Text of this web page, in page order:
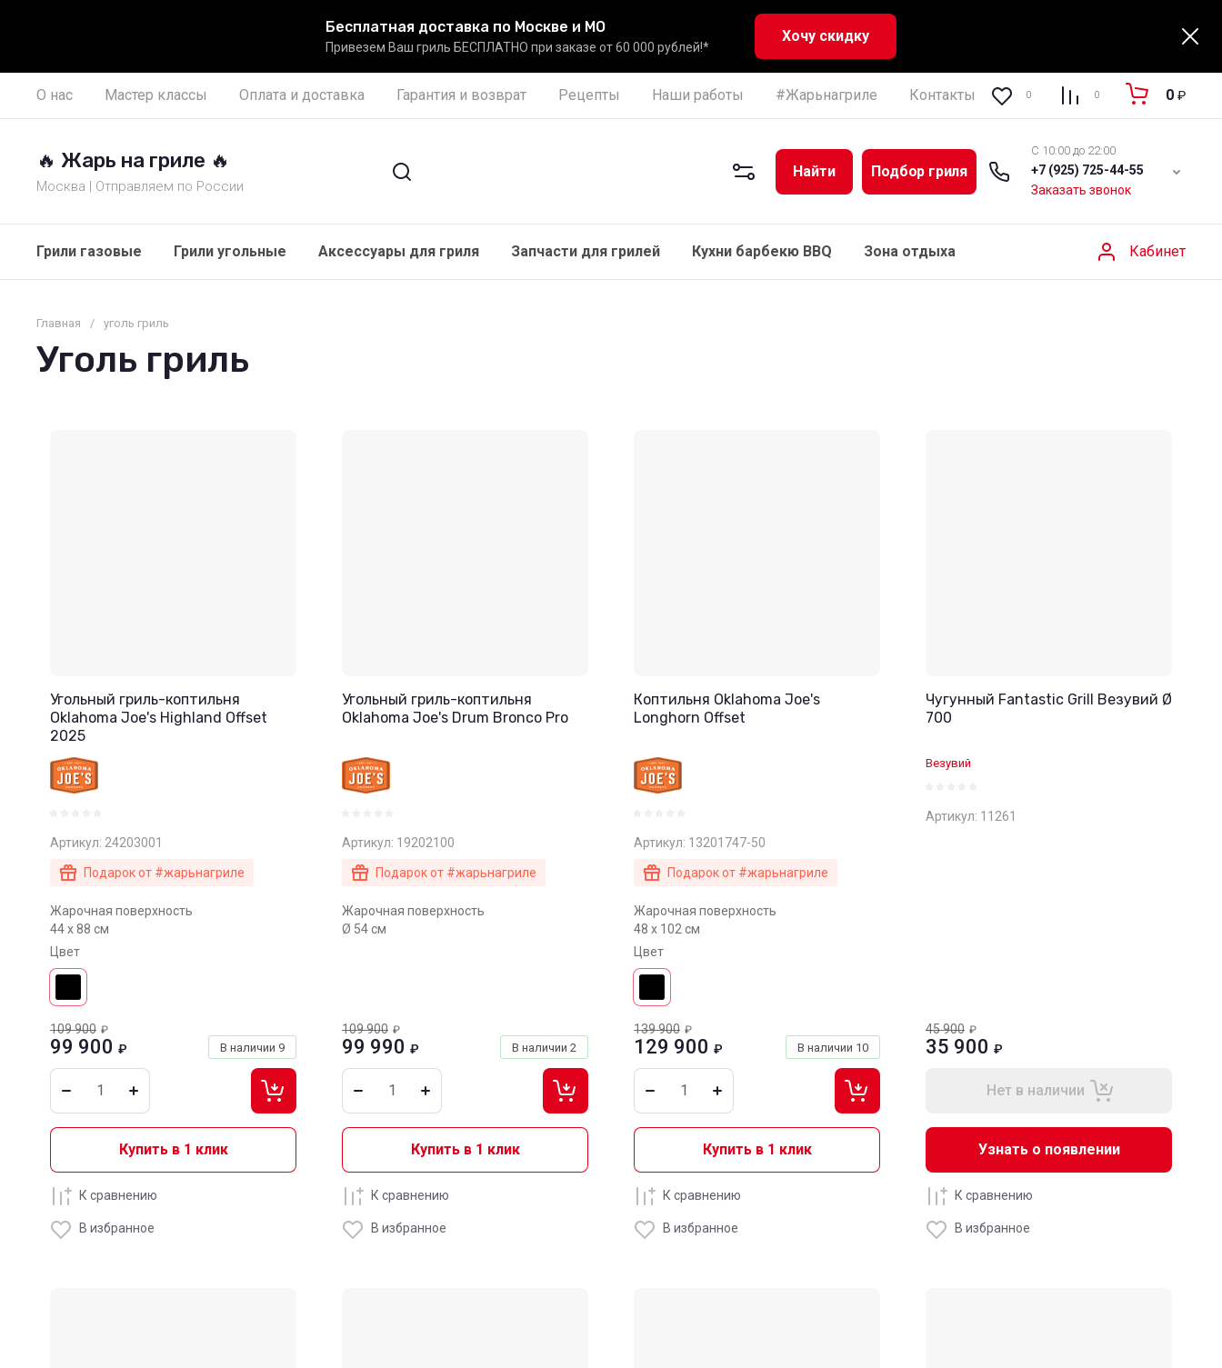
Бесплатная доставка по Москве и МО
Привезем Ваш гриль БЕСПЛАТНО при заказе от 60 000 рублей!*
Хочу скидку
О нас Мастер классы Оплата и доставка Гарантия и возврат Рецепты Наши работы #Жарьнагриле Контакты Регистрация Полезная
0 0 0 ₽
🔥 Жарь на гриле 🔥
Москва | Отправляем по России
Найти Подбор гриля
C 10:00 до 22:00
+7 (925) 725-44-55
Заказать звонок
Грили газовые Грили угольные Аксессуары для гриля Запчасти для грилей Кухни барбекю BBQ Зона отдыха Кабинет
Главная / уголь гриль
Уголь гриль
Угольный гриль-коптильня
Oklahoma Joe's Highland Offset
2025
Артикул: 24203001
Подарок от #жарьнагриле
Жарочная поверхность
44 x 88 см
Цвет
В наличии 9
109 900 ₽
99 900 ₽
Купить в 1 клик
К сравнению
В избранное
Угольный гриль-коптильня
Oklahoma Joe's Drum Bronco Pro
Артикул: 19202100
Подарок от #жарьнагриле
Жарочная поверхность
Ø 54 см
В наличии 2
109 900 ₽
99 990 ₽
Купить в 1 клик
К сравнению
В избранное
Коптильня Oklahoma Joe's
Longhorn Offset
Артикул: 13201747-50
Подарок от #жарьнагриле
Жарочная поверхность
48 x 102 см
Цвет
В наличии 10
139 900 ₽
129 900 ₽
Купить в 1 клик
К сравнению
В избранное
Чугунный Fantastic Grill Везувий Ø
700
Везувий
Артикул: 11261
45 900 ₽
35 900 ₽
Нет в наличии
Узнать о появлении
К сравнению
В избранное